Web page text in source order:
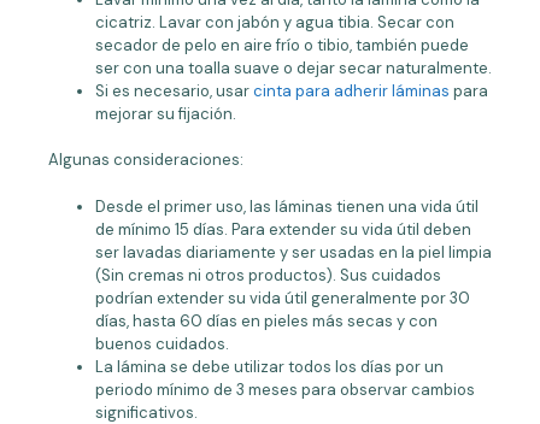
cicatriz. Lavar con jabón y agua tibia. Secar con
secador de pelo en aire frío o tibio, también puede
ser con una toalla suave o dejar secar naturalmente.
Si es necesario, usarcinta para adherir láminas para
mejorar su fijación.
Algunas consideraciones:
Desde el primer uso, las láminas tienen una vida útil
de mínimo 15 días. Para extender su vida útil deben
ser lavadas diariamente y ser usadas en la piel limpia
(Sin cremas ni otros productos). Sus cuidados
podrían extender su vida útil generalmente por 30
días, hasta 60 días en pieles más secas y con
buenos cuidados.
La lámina se debe utilizar todos los días por un
periodo mínimo de 3 meses para observar cambios
significativos.